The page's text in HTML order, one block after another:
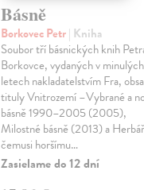
Básně
Borkovec Petr| Kniha
Soubor tří básnických knih
Borkovce, vydaných v minulých
letech nakladatelstvím Fra,
tituly Vnitrozemí –Vybrané a
básně 1990–2005 (2005),
Milostné básně (2013) a
čemusi horšímu…
Zasielame do 12 dní